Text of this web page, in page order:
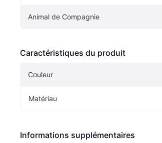
Animal de Compagnie
Caractéristiques du produit
Couleur
Matériau
Informations supplémentaires